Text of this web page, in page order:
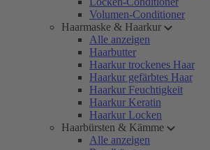
Volumen-Conditioner
Haarmaske & Haarkur
Alle anzeigen
Haarbutter
Haarkur trockenes Haar
Haarkur gefärbtes Haar
Haarkur Feuchtigkeit
Haarkur Keratin
Haarkur Locken
Haarbürsten & Kämme
Alle anzeigen